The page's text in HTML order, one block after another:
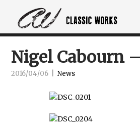
Nigel Cabourn
2016/04/06 News